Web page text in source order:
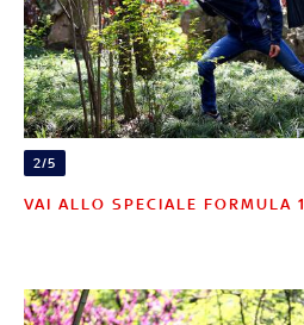
2/5
VAI ALLO SPECIALE FORMULA 1